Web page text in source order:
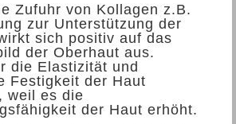
Zufuhr von Kollagen z.B.
zur Unterstützung der
sich positiv auf das
der Oberhaut aus.
die Elastizität und
Festigkeit der Haut
weil es die
der Haut erhöht.